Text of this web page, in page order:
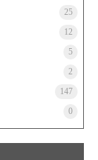
25
12
5
2
147
0